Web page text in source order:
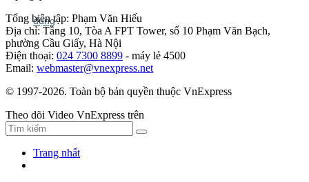
Tổng biên tập: Phạm Văn Hiếu
Địa chỉ: Tầng 10, Tòa A FPT Tower, số 10 Phạm Văn Bạch,
phường Cầu Giấy, Hà Nội
Điện thoại: 024 7300 8899 - máy lẻ 4500
Email: webmaster@vnexpress.net
© 1997-2026. Toàn bộ bản quyền thuộc VnExpress
Theo dõi Video VnExpress trên
Trang nhất